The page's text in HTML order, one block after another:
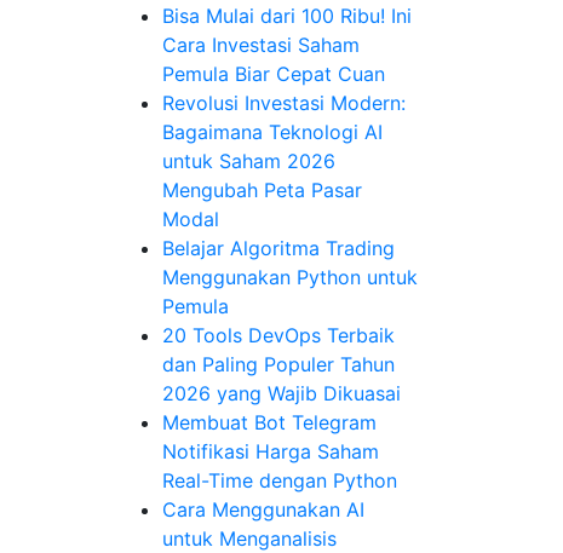
Bisa Mulai dari 100 Ribu! Ini
Cara Investasi Saham
Pemula Biar Cepat Cuan
Revolusi Investasi Modern:
Bagaimana Teknologi AI
untuk Saham 2026
Mengubah Peta Pasar
Modal
Belajar Algoritma Trading
Menggunakan Python untuk
Pemula
20 Tools DevOps Terbaik
dan Paling Populer Tahun
2026 yang Wajib Dikuasai
Membuat Bot Telegram
Notifikasi Harga Saham
Real-Time dengan Python
Cara Menggunakan AI
untuk Menganalisis